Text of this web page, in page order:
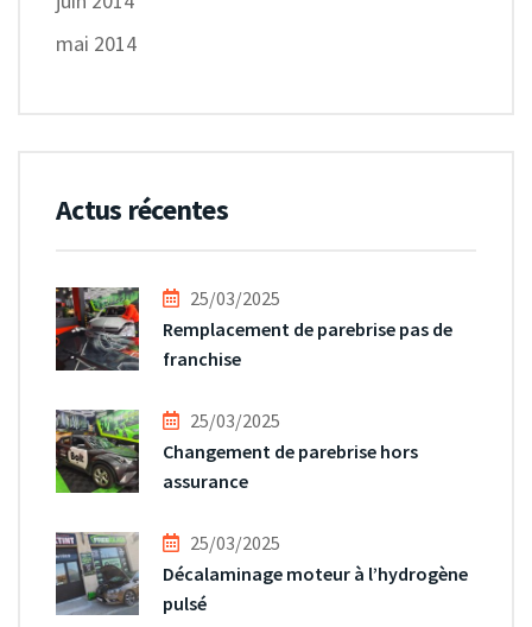
mai 2014
Actus récentes
25/03/2025
Remplacement de parebrise pas de
franchise
25/03/2025
Changement de parebrise hors
assurance
25/03/2025
Décalaminage moteur à l’hydrogène
pulsé